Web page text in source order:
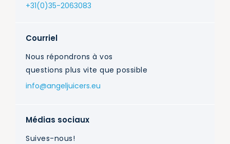
+31(0)35-2063083
Courriel
Nous répondrons à vos
questions plus vite que possible
info@angeljuicers.eu
Médias sociaux
Suives-nous!